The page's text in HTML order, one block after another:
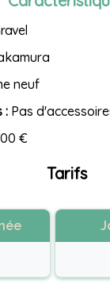
neuf
: Pas
€
Tarifs